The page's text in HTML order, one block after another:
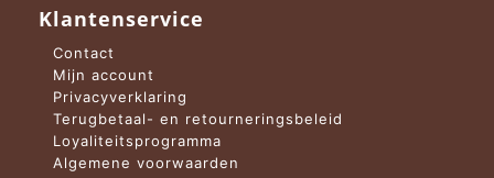
Klantenservice
Contact
Mijn account
Privacyverklaring
Terugbetaal- en retourneringsbeleid
Loyaliteitsprogramma
Algemene voorwaarden